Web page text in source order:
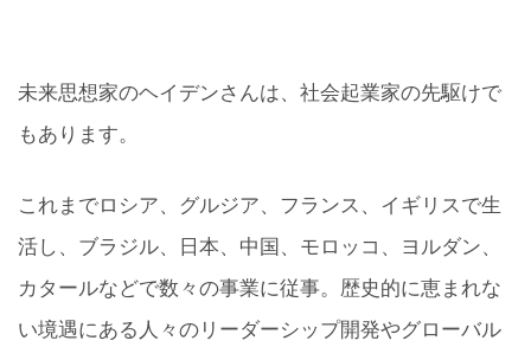
未来思想家のヘイデンさんは、社会起業家の先駆けで
もあります。
これまでロシア、グルジア、フランス、イギリスで生
活し、ブラジル、日本、中国、モロッコ、ヨルダン、
カタールなどで数々の事業に従事。歴史的に恵まれな
い境遇にある人々のリーダーシップ開発やグローバル